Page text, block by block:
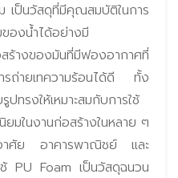
เป็นวัสดุที่มีคุณสมบัติในการ
องน้ำได้อย่างมี
ร้างของมันที่มีฟองอากาศที่
ารถ่ายเทความร้อนได้ดี ทั้ง
ปทรงให้เหมาะสมกับการใช้
มในงานก่อสร้างในหลาย ๆ
าศัย อาคารพาณิชย์ และ
PU Foam เป็นวัสดุฉนวน